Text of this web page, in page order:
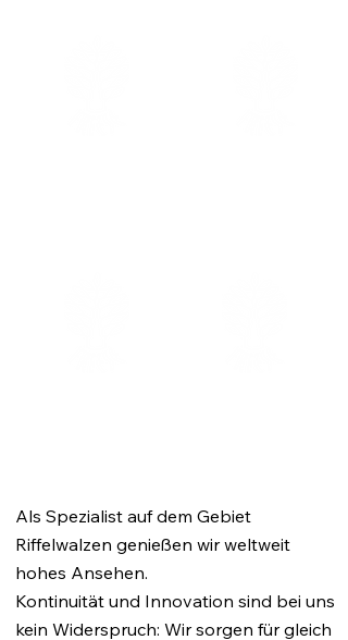
Als Spezialist auf dem Gebiet
Riffelwalzen genießen wir weltweit
hohes Ansehen.
Kontinuität und Innovation sind bei uns
kein Widerspruch: Wir sorgen für gleich